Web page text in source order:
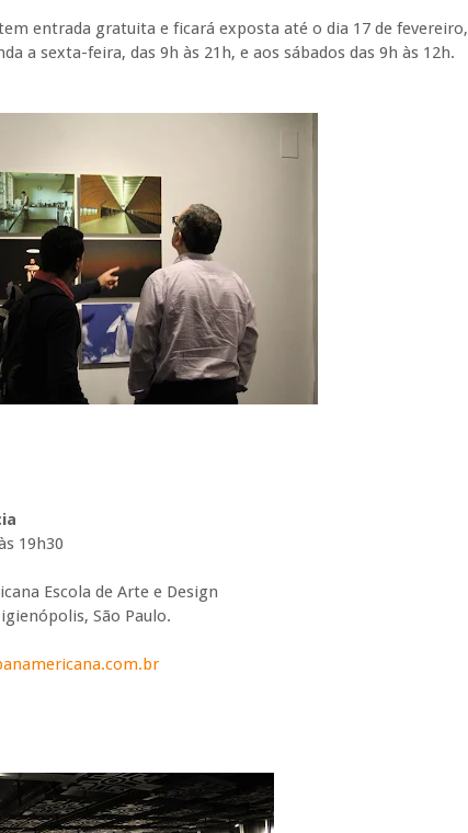
entrada gratuita e ficará exposta até o dia 17 de fevereiro,
a sexta-feira, das 9h às 21h, e aos sábados das 9h às 12h.
19h30
Escola de Arte e Design
São Paulo.